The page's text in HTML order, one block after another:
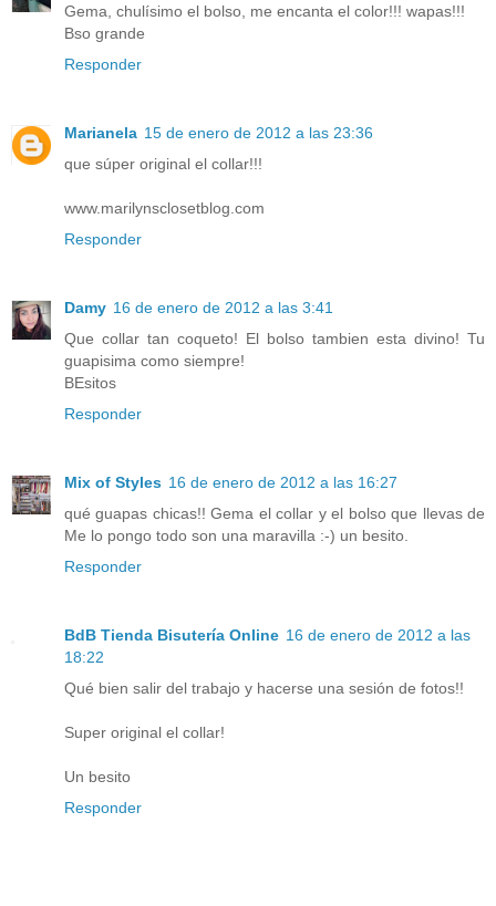
Gema, chulísimo el bolso, me encanta el color!!! wapas!!!
Bso grande
Responder
Marianela 15 de enero de 2012 a las 23:36
que súper original el collar!!!
www.marilynsclosetblog.com
Responder
Damy 16 de enero de 2012 a las 3:41
Que collar tan coqueto! El bolso tambien esta divino! Tu
guapisima como siempre!
BEsitos
Responder
Mix of Styles 16 de enero de 2012 a las 16:27
qué guapas chicas!! Gema el collar y el bolso que llevas de
Me lo pongo todo son una maravilla :-) un besito.
Responder
BdB Tienda Bisutería Online 16 de enero de 2012 a las
18:22
Qué bien salir del trabajo y hacerse una sesión de fotos!!
Super original el collar!
Un besito
Responder